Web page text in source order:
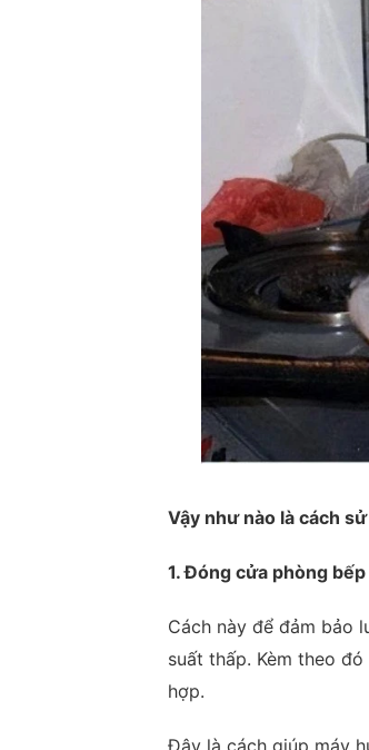
Vậy như nào là cách
1. Đóng cửa phòng
Cách này để đảm bảo
suất thấp. Kèm theo
hợp.
Đây là cách giúp máy